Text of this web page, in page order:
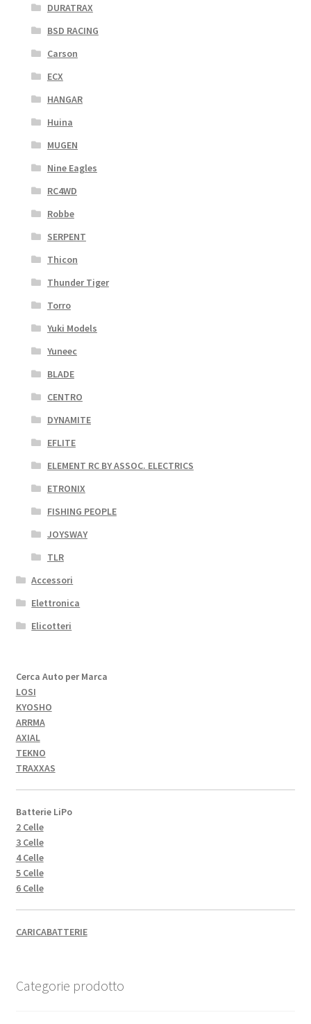
DURATRAX
BSD RACING
Carson
ECX
HANGAR
Huina
MUGEN
Nine Eagles
RC4WD
Robbe
SERPENT
Thicon
Thunder Tiger
Torro
Yuki Models
Yuneec
BLADE
CENTRO
DYNAMITE
EFLITE
ELEMENT RC BY ASSOC. ELECTRICS
ETRONIX
FISHING PEOPLE
JOYSWAY
TLR
Accessori
Elettronica
Elicotteri
Cerca Auto per Marca
LOSI
KYOSHO
ARRMA
AXIAL
TEKNO
TRAXXAS
Batterie LiPo
2 Celle
3 Celle
4 Celle
5 Celle
6 Celle
CARICABATTERIE
Categorie prodotto